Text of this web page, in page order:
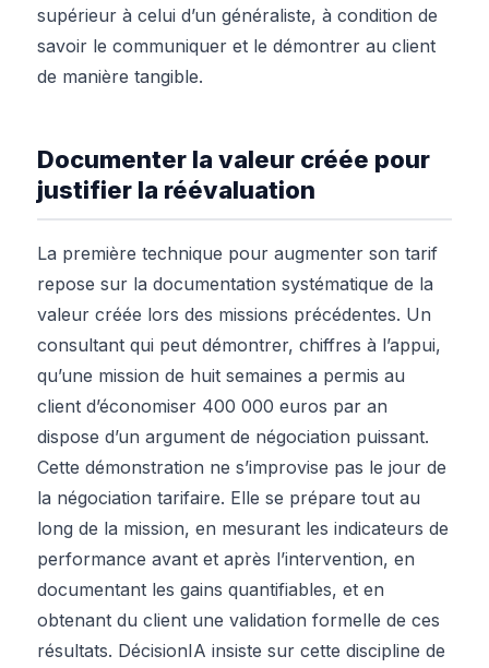
supérieur à celui d’un généraliste, à condition de
savoir le communiquer et le démontrer au client
de manière tangible.
Documenter la valeur créée pour
justifier la réévaluation
La première technique pour augmenter son tarif
repose sur la documentation systématique de la
valeur créée lors des missions précédentes. Un
consultant qui peut démontrer, chiffres à l’appui,
qu’une mission de huit semaines a permis au
client d’économiser 400 000 euros par an
dispose d’un argument de négociation puissant.
Cette démonstration ne s’improvise pas le jour de
la négociation tarifaire. Elle se prépare tout au
long de la mission, en mesurant les indicateurs de
performance avant et après l’intervention, en
documentant les gains quantifiables, et en
obtenant du client une validation formelle de ces
résultats. DécisionIA insiste sur cette discipline de